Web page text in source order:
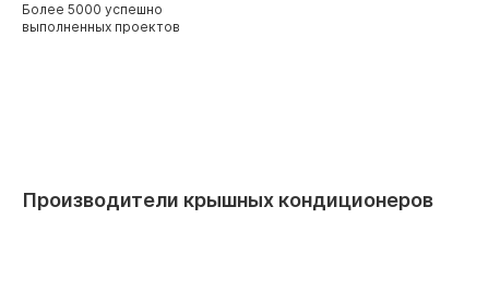
Более 5000 успешно
выполненных проектов
Производители крышных кондиционеров